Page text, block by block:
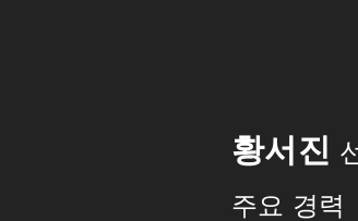
황서진
주요 경력